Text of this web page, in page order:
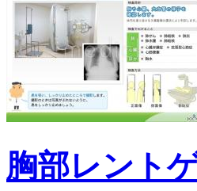
胸部レント